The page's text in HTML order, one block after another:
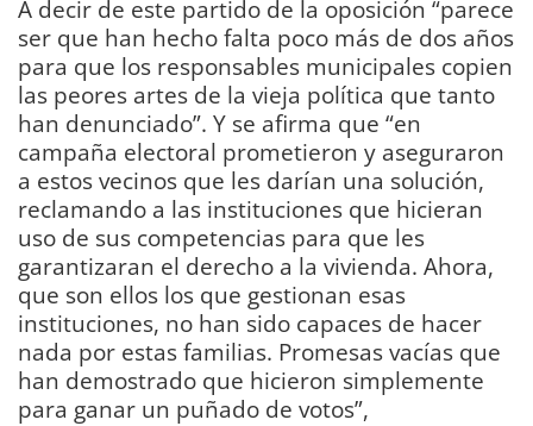
A decir de este partido de la oposición “parece
ser que han hecho falta poco más de dos años
para que los responsables municipales copien
las peores artes de la vieja política que tanto
han denunciado”. Y se afirma que “en
campaña electoral prometieron y aseguraron
a estos vecinos que les darían una solución,
reclamando a las instituciones que hicieran
uso de sus competencias para que les
garantizaran el derecho a la vivienda. Ahora,
que son ellos los que gestionan esas
instituciones, no han sido capaces de hacer
nada por estas familias. Promesas vacías que
han demostrado que hicieron simplemente
para ganar un puñado de votos”,